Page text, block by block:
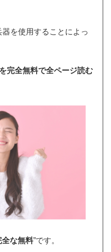
を使用することによっ
完全無料で全ページ読む
全な無料”です。